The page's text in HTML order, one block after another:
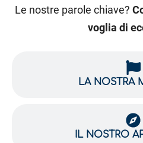
LA NOSTRA
IL NOSTRO
Le nostre parole chiave?
voglia di